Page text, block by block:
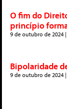
O fim do
princípio
9 de outubro de 2024
Bipolaridade
9 de outubro de 2024